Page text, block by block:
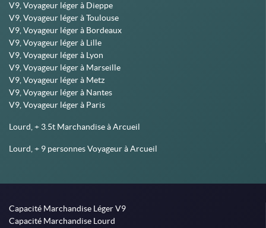
V9, Voyageur léger à Dieppe
V9, Voyageur léger à Toulouse
V9, Voyageur léger à Bordeaux
V9, Voyageur léger à Lille
V9, Voyageur léger à Lyon
V9, Voyageur léger à Marseille
V9, Voyageur léger à Metz
V9, Voyageur léger à Nantes
V9, Voyageur léger à Paris
Lourd, + 3.5t Marchandise à Arcueil
Lourd, + 9 personnes Voyageur à Arcueil
Capacité Marchandise Léger V9
Capacité Marchandise Lourd